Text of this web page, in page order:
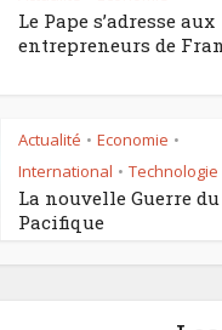
Le Pape s’adresse aux
entrepreneurs de
Actualité • Economie •
International • Technologie
La nouvelle Guerre du
Pacifique